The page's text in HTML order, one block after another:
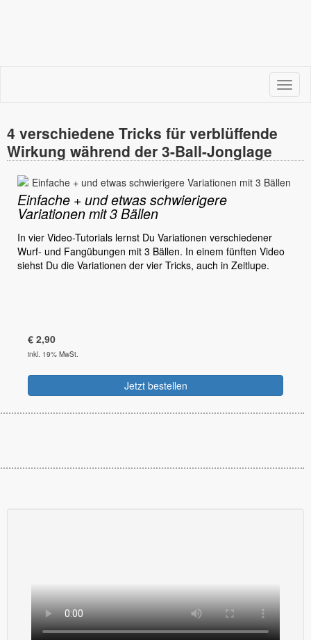
Menü
4 verschiedene Tricks für verblüffende
Wirkung während der 3-Ball-Jonglage
Einfache + und etwas schwierigere
Variationen mit 3 Bällen
In vier Video-Tutorials lernst Du Variationen verschiedener
Wurf- und Fangübungen mit 3 Bällen. In einem fünften Video
siehst Du die Variationen der vier Tricks, auch in Zeitlupe.
€ 2,90
inkl. 19% MwSt.
Jetzt bestellen